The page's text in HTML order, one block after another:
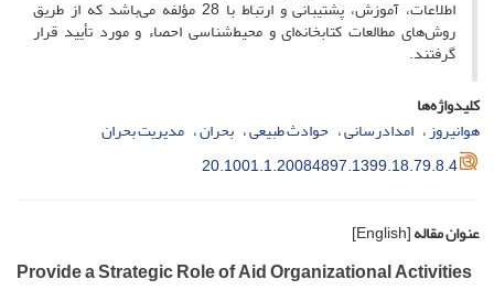
اطلاعات، آموزش، پشتیبانی و ارتباط با 28 مؤلفه می‌باشد که از طریق
روش‌های مطالعات کتابخانه‌ای و محیط‌شناسی احصاء و مورد تأیید قرار
گرفتند.
کلیدواژه‌ها
هوانیروز امدادرسانی حوادث طبیعی بحران مدیریت بحران
20.1001.1.20084897.1399.18.79.8.4
عنوان مقاله[English]
Provide a Strategic Role of Aid Organizational Activities